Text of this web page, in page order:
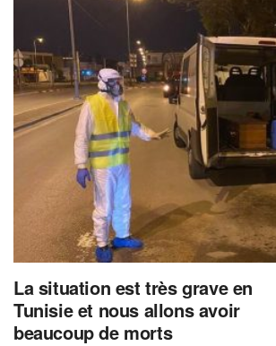
La situation est très grave en
Tunisie et nous allons avoir
beaucoup de morts